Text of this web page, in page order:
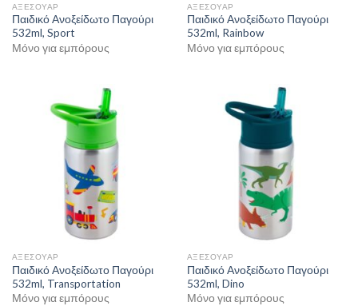
ΑΞΕΣΟΥΑΡ
Παιδικό Ανοξείδωτο Παγούρι
532ml, Sport
Μόνο για εμπόρους
ΑΞΕΣΟΥΑΡ
Παιδικό Ανοξείδωτο Παγούρι
532ml, Rainbow
Μόνο για εμπόρους
ΑΞΕΣΟΥΑΡ
Παιδικό Ανοξείδωτο Παγούρι
532ml, Transportation
Μόνο για εμπόρους
ΑΞΕΣΟΥΑΡ
Παιδικό Ανοξείδωτο Παγούρι
532ml, Dino
Μόνο για εμπόρους